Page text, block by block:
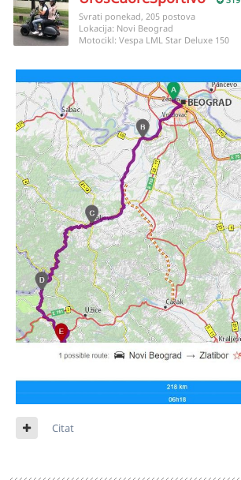
Svrati ponekad, 205 postova
Lokacija: Novi Beograd
Motocikl: Vespa LML Star Deluxe 150
Citat